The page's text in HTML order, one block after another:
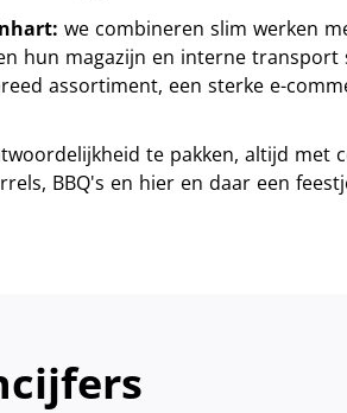
we combineren slim werken
hun magazijn en interne transport
assortiment, een sterke e-
te pakken, altijd met
BBQ's en hier en daar een